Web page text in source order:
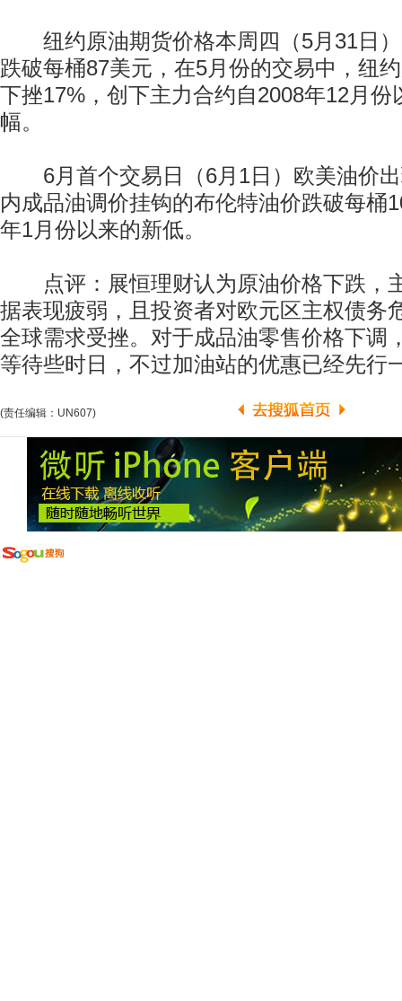
纽约原油期货价格本周四（5月31日）
跌破每桶87美元，在5月份的交易中，纽
下挫17%，创下主力合约自2008年12月份
幅。
6月首个交易日（6月1日）欧美油价出
内成品油调价挂钩的布伦特油价跌破每桶
年1月份以来的新低。
点评：展恒理财认为原油价格下跌，
据表现疲弱，且投资者对欧元区主权债务
全球需求受挫。对于成品油零售价格下调
等待些时日，不过加油站的优惠已经先行
(责任编辑：UN607)